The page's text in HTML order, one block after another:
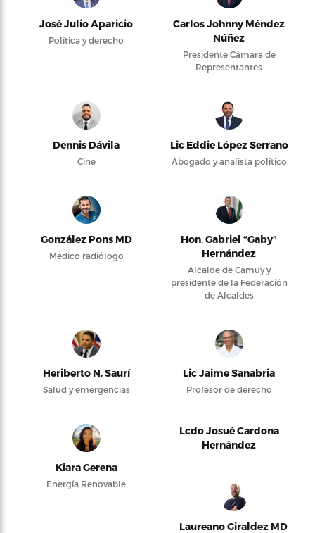
José Julio Aparicio
Política y derecho
Carlos Johnny Méndez
Núñez
Presidente Cámara de
Representantes
Dennis Dávila
Cine
Lic Eddie López Serrano
Abogado y analista político
González Pons MD
Médico radiólogo
Hon. Gabriel “Gaby”
Hernández
Alcalde de Camuy y
presidente de la Federación
de Alcaldes
Heriberto N. Saurí
Salud y emergencias
Lic Jaime Sanabria
Profesor de derecho
Kiara Gerena
Energía Renovable
Lcdo Josué Cardona
Hernández
Laureano Giraldez MD